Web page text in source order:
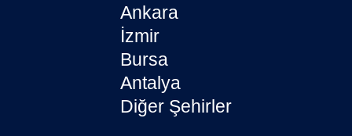
Ankara
İzmir
Bursa
Antalya
Diğer Şehirler